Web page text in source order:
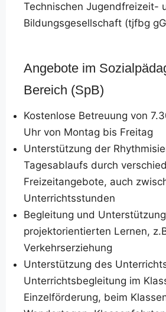
Technischen Jugendfreizeit-
Bildungsgesellschaft (tjfbg
Angebote im
Bereich (SpB)
Kostenlose Betreuung von
Uhr von Montag bis Freitag
Unterstützung der
Tagesablaufs durch
Freizeitangebote, auch
Unterrichtsstunden
Begleitung und
projektorientierten Lernen,
Verkehrserziehung
Unterstützung des
Unterrichtsbegleitung im
Einzelförderung, beim